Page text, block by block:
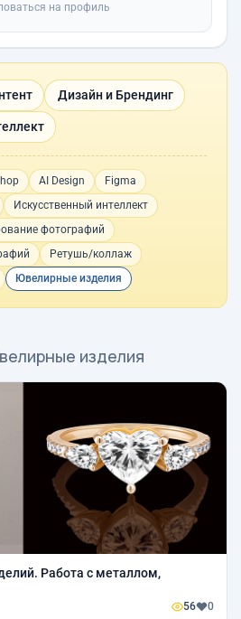
на профиль
Дизайн и Брендинг
AI Design
Figma
Искусственный интеллект
фотографий
Ретушь/коллаж
Ювелирные изделия
изделия
Работа с металлом,
56 0